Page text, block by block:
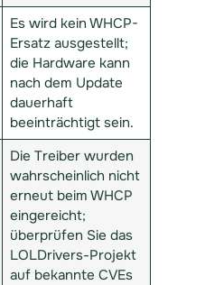
Es wird kein WHCP-
Ersatz ausgestellt;
die Hardware kann
nach dem Update
dauerhaft
beeinträchtigt sein.
Die Treiber wurden
wahrscheinlich nicht
erneut beim WHCP
eingereicht;
überprüfen Sie das
LOLDrivers-Projekt
auf bekannte CVEs